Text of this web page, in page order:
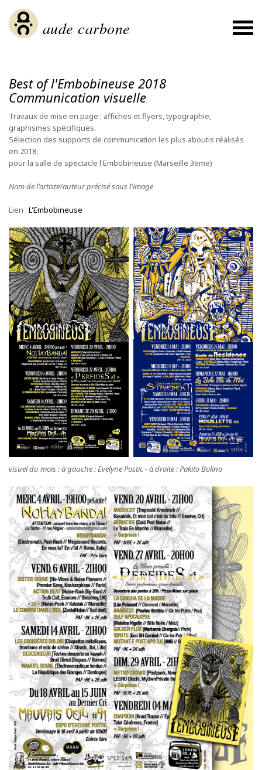
aude carbone
PROJETS / PROJECTS
ORIGINAUX / ORIGINALS
Blog & Actualités
Expos & Publications passées
Contact & Links
BOUTIQUE / WEBSTORE
Mon compte / My account
Panier / Cart
La Main Qui Cale - éditions
Metemphase Atelier
Galerie Welcome Prints
S'abonner à la NewsLetter
Best of l'Embobineuse 2018
Communication visuelle
Travaux de mise en page : affiches et flyers, typographie,
graphismes spécifiques.
Sélection des supports de communication les plus aboutis réalisés
en 2018,
pour la salle de spectacle l'Embobineuse (Marseille 3eme)
Nom de l'artiste/auteur précisé sous l'image
Lien : L'Embobineuse
visuel du mois : à gauche : Evelyne Postic - à droite : Pakito Bolino